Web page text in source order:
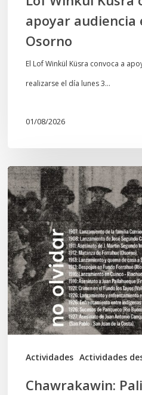
apoyar audiencia
Osorno
El Lof Winkül Küsra convoca a
realizarse el día lunes 3…
01/08/2026
Actividades Actividades
Chawrakawin:
Palimpsesto
explora
a
través
del
arte
las
tensiones
documentales
Chawrakawin: